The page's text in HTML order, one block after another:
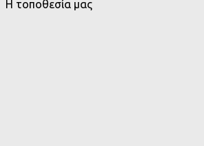
Η τοποθεσία μας